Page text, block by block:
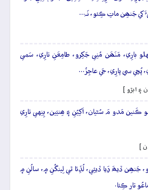
کي جَنھِن ماتِ ڪِئو، نَہ…
بارِي، مَنَھَن مُنِي جَکِرو، طامِعَنِ تارِي، سَمي
پُڇي سي پارِي، جَي عاجِزُ…
۽ ابڙو ]
ڪَنين مَدو مَ سُڻيان، اَکِيُنِ ۽ ھِنيَين، ٻِنِهي تارِي
]
جَنھِن ڏيھَ ڍَيا ڏيئِي، لُڏِئا ٿي لِينگُنِ ۾، سالُنِ ۾
تارِ ڪِئا.